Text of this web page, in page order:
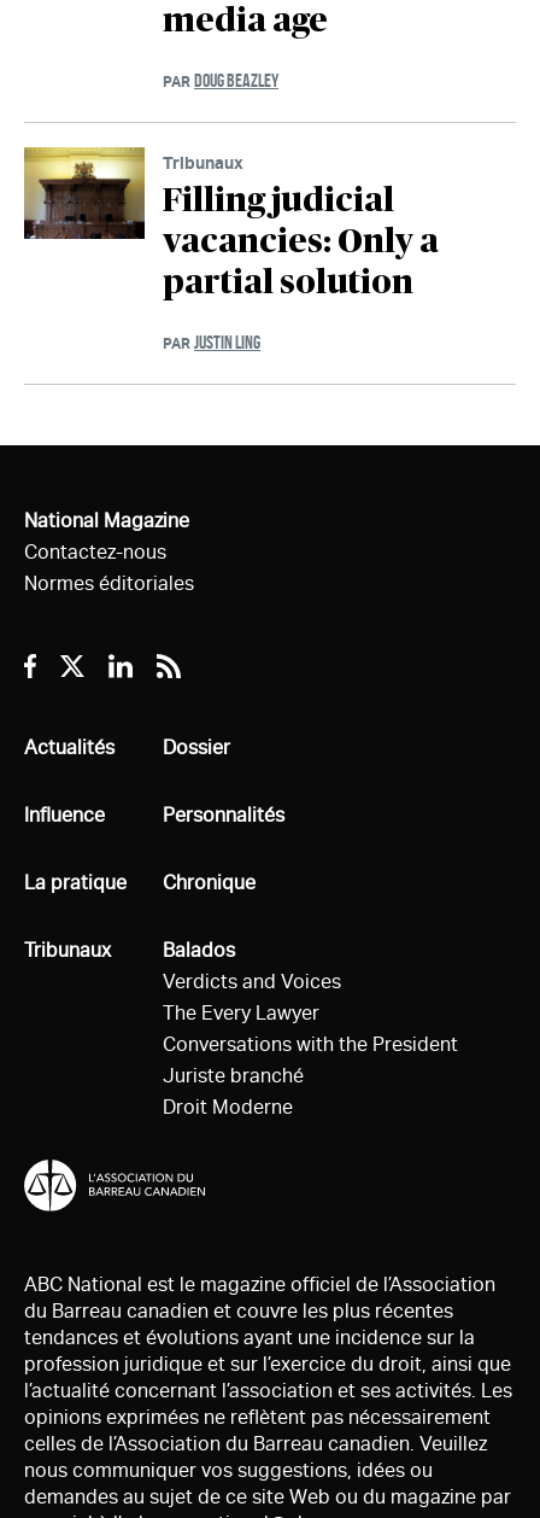
media age
PAR DOUG BEAZLEY
Tribunaux
Filling judicial
vacancies: Only a
partial solution
PAR JUSTIN LING
National Magazine
Contactez-nous
Normes éditoriales
Facebook
TwitterLinkedin
RSS
Tous
Actualités
Tous
Influence
Tous
La pratique
Tous
Tribunaux
Tous
Dossier
Tous
Personnalités
Tous
Chronique
Tous
Balados
Verdicts and Voices
The Every Lawyer
Conversations with the President
Juriste branché
Droit Moderne
ABC National est le magazine officiel de l’Association
du Barreau canadien et couvre les plus récentes
tendances et évolutions ayant une incidence sur la
profession juridique et sur l’exercice du droit, ainsi que
l’actualité concernant l’association et ses activités. Les
opinions exprimées ne reflètent pas nécessairement
celles de l’Association du Barreau canadien. Veuillez
nous communiquer vos suggestions, idées ou
demandes au sujet de ce site Web ou du magazine par